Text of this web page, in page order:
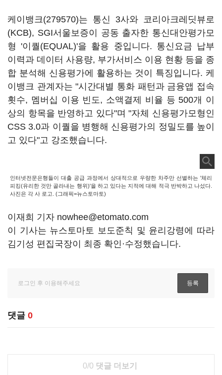
케이뱅크(279570)는 통신 3사와 코리아크레딧뷰로
(KCB), SGI서울보증이 공동 출자한 통신대안평가모
형 '이퀄(EQUAL)'을 활용 중입니다. 통신요금 납부
이력과 데이터 사용량, 부가서비스 이용 현황 등을 종
합 분석해 신용평가에 활용하는 것이 특징입니다. 케
이뱅크 관계자는 "시간대별 통화 패턴과 금융앱 접속
횟수, 멤버십 이용 빈도, 소액결제 비율 등 500개 이
상의 항목을 반영하고 있다"며 "자체 신용평가모형인
CSS 3.0과 이퀄을 병행해 신용평가의 정밀도를 높이
고 있다"고 강조했습니다.
인터넷전문은행들이 대출 공급 과정에서 상대적으로 우량한 차주만 선별하는 '체리
피킹(유리한 것만 골라내는 행위)'을 하고 있다는 지적에 대해 적극 반박하고 나섰다.
사진은 각 사 로고. (그래픽=뉴스토마토)
이재희 기자 nowhee@etomato.com
이 기사는 뉴스토마토 보도준칙 및 윤리강령에 따라
김기성 편집국장이 최종 확인·수정했습니다.
댓글 0
0/0 댓글 더보기